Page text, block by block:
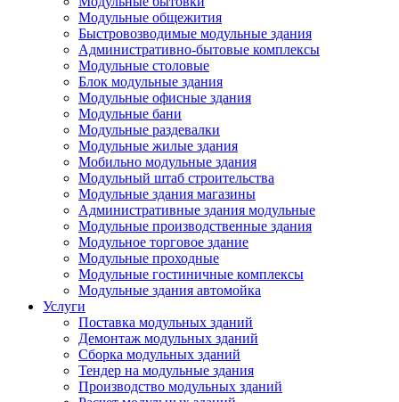
Модульные общежития
Быстровозводимые модульные здания
Административно-бытовые комплексы
Модульные столовые
Блок модульные здания
Модульные офисные здания
Модульные бани
Модульные раздевалки
Модульные жилые здания
Мобильно модульные здания
Модульный штаб строительства
Модульные здания магазины
Административные здания модульные
Модульные производственные здания
Модульное торговое здание
Модульные проходные
Модульные гостиничные комплексы
Модульные здания автомойка
Услуги
Поставка модульных зданий
Демонтаж модульных зданий
Сборка модульных зданий
Тендер на модульные здания
Производство модульных зданий